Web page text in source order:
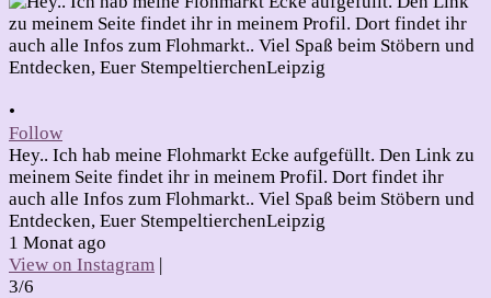
•
Follow
Hey.. Ich hab meine Flohmarkt Ecke aufgefüllt. Den Link zu
meinem Seite findet ihr in meinem Profil. Dort findet ihr
auch alle Infos zum Flohmarkt.. Viel Spaß beim Stöbern und
Entdecken, Euer StempeltierchenLeipzig
1 Monat ago
View on Instagram |
3/6